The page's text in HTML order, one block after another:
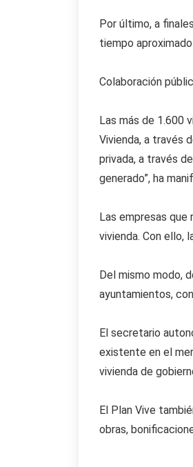
Por último, a
tiempo
Colaboración
Las más de 1.600
Vivienda, a través
privada, a través
generado”, ha
Las empresas que
vivienda. Con ello,
Del mismo modo,
ayuntamientos,
El secretario
existente en el
vivienda de
El Plan Vive
obras,